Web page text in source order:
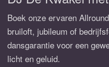
Boek onze ervaren
bruiloft, jubileum of
dansgarantie voor een
licht en geluid.